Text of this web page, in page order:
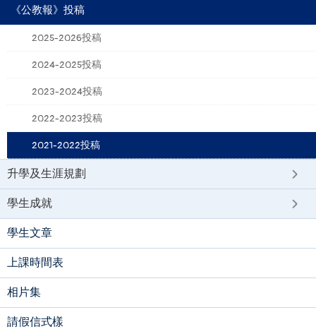
《公教報》投稿
2025-2026投稿
2024-2025投稿
2023-2024投稿
2022-2023投稿
2021-2022投稿
升學及生涯規劃
學生成就
學生文章
上課時間表
相片集
請假信式樣